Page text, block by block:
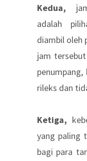
Kedua,
adalah
diambil oleh
jam
rileks dan
Ketiga,
yang paling
bagi para